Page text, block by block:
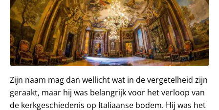
Zijn naam mag dan wellicht wat in de vergetelheid zijn
geraakt, maar hij was belangrijk voor het verloop van
de kerkgeschiedenis op Italiaanse bodem. Hij was het